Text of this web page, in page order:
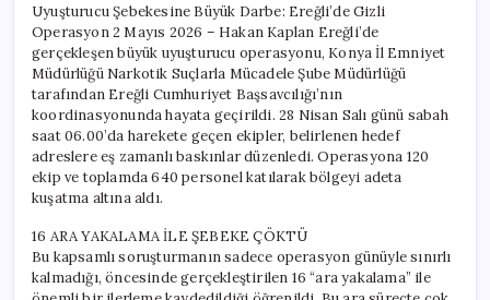
Gizli
Operasyon
için
Uyuşturucu Şebekesine Büyük Darbe: Ereğli’de Gizli
Operasyon 2 Mayıs 2026 – Hakan Kaplan Ereğli’de
gerçekleşen büyük uyuşturucu operasyonu, Konya İl Emniyet
Müdürlüğü Narkotik Suçlarla Mücadele Şube Müdürlüğü
tarafından Ereğli Cumhuriyet Başsavcılığı’nın
koordinasyonunda hayata geçirildi. 28 Nisan Salı günü sabah
saat 06.00’da harekete geçen ekipler, belirlenen hedef
adreslere eş zamanlı baskınlar düzenledi. Operasyona 120
ekip ve toplamda 640 personel katılarak bölgeyi adeta
kuşatma altına aldı.
16 ARA YAKALAMA İLE ŞEBEKE ÇÖKTÜ
Bu kapsamlı soruşturmanın sadece operasyon günüyle sınırlı
kalmadığı, öncesinde gerçekleştirilen 16 “ara yakalama” ile